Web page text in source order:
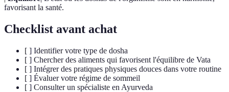
favorisant la santé.
Checklist avant achat
[ ] Identifier votre type de dosha
[ ] Chercher des aliments qui favorisent l'équilibre de Vata
[ ] Intégrer des pratiques physiques douces dans votre routine
[ ] Évaluer votre régime de sommeil
[ ] Consulter un spécialiste en Ayurveda